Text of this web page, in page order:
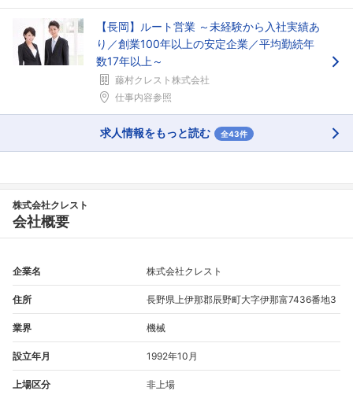
【長岡】ルート営業 ～未経験から入社実績あ
り／創業100年以上の安定企業／平均勤続年
数17年以上～
藤村クレスト株式会社
仕事内容参照
求人情報をもっと読む 全43件
株式会社クレスト
会社概要
企業名 株式会社クレスト
住所 長野県上伊那郡辰野町大字伊那富7436番地3
業界 機械
設立年月 1992年10月
上場区分 非上場